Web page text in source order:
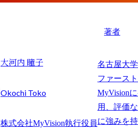
著者
大河内 瞳子
Okochi Toko
株式会社MyVision執行役員
名古屋大
ファース
MyVision
用、評価
に強みを持